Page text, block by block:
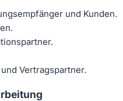
und Kunden.
Vertragspartner.